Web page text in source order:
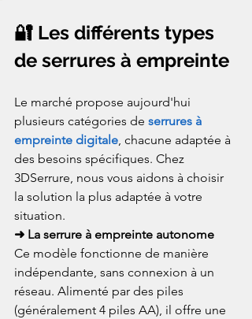
🔐 Les différents types
de serrures à empreinte
Le marché propose aujourd'hui
plusieurs catégories de serrures à
empreinte digitale, chacune adaptée à
des besoins spécifiques. Chez
3DSerrure, nous vous aidons à choisir
la solution la plus adaptée à votre
situation.
➜ La serrure à empreinte autonome
Ce modèle fonctionne de manière
indépendante, sans connexion à un
réseau. Alimenté par des piles
(généralement 4 piles AA), il offre une